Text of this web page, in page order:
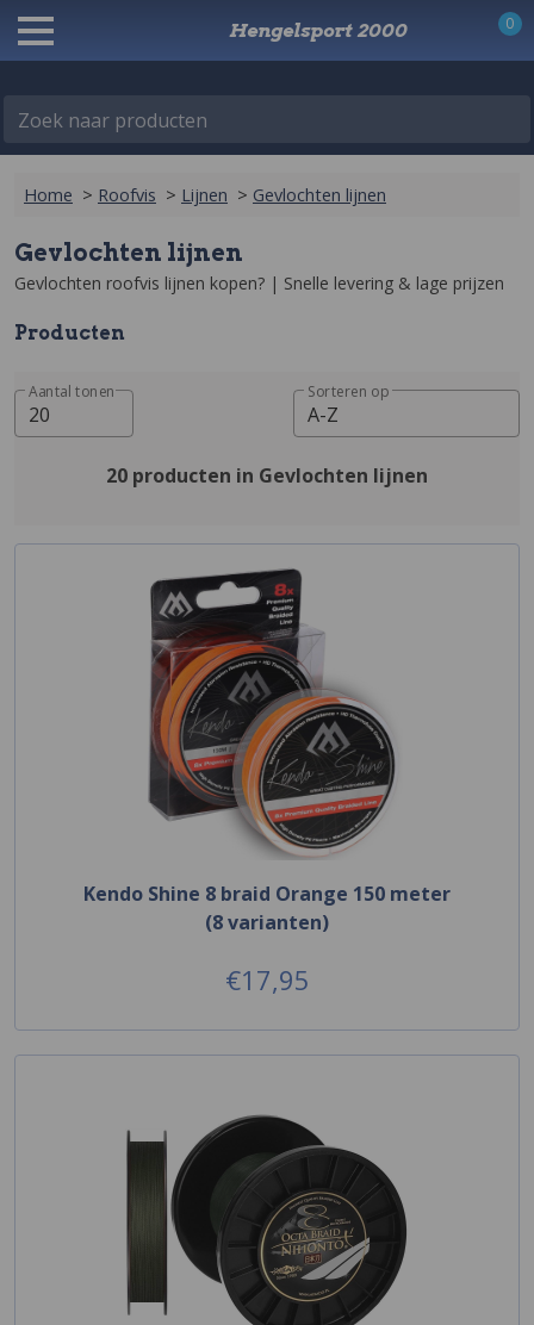
Zoek naar producten
Hengelsport 2000 0
Home > Roofvis > Lijnen > Gevlochten lijnen
Gevlochten lijnen
Gevlochten roofvis lijnen kopen? | Snelle levering & lage prijzen‎
Producten
Aantal tonen
20
Sorteren op
A-Z
20 producten in Gevlochten lijnen
Kendo Shine 8 braid Orange 150 meter
(8 varianten)
€17,95